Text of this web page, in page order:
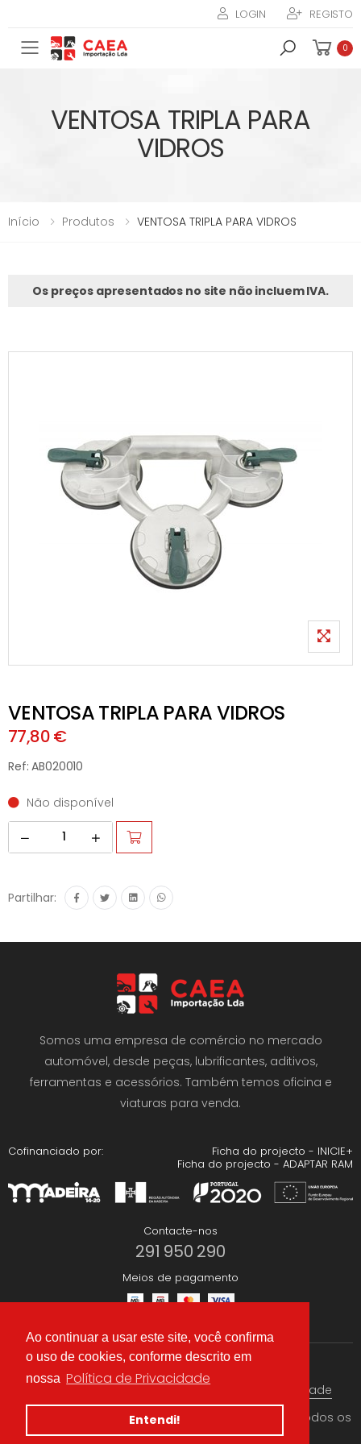
Ao continuar a usar este site, você confirma
o uso de cookies, conforme descrito em
nossa Política de Privacidade
Entendi!
LOGIN REGISTO
Toggle mobile menu 0
VENTOSA TRIPLA PARA
VIDROS
Início Produtos VENTOSA TRIPLA PARA VIDROS
Os preços apresentados no site não incluem IVA.
VENTOSA TRIPLA PARA VIDROS
77,80 €
Ref: AB020010
Não disponível
Partilhar:
Somos uma empresa de comércio no mercado
automóvel, desde peças, lubrificantes, aditivos,
ferramentas e acessórios. Também temos oficina e
viaturas para venda.
Cofinanciado por:
Ficha do projecto - INICIE+
Ficha do projecto - ADAPTAR RAM
Contacte-nos
291 950 290
Meios de pagamento
© 2026 CAEA Importação Lda. Criado por
. Todos os
direitos reservados
Termos & condições Política de Privacidade
Redes Sociais